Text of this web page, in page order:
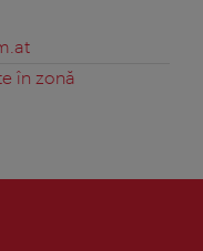
în zonă